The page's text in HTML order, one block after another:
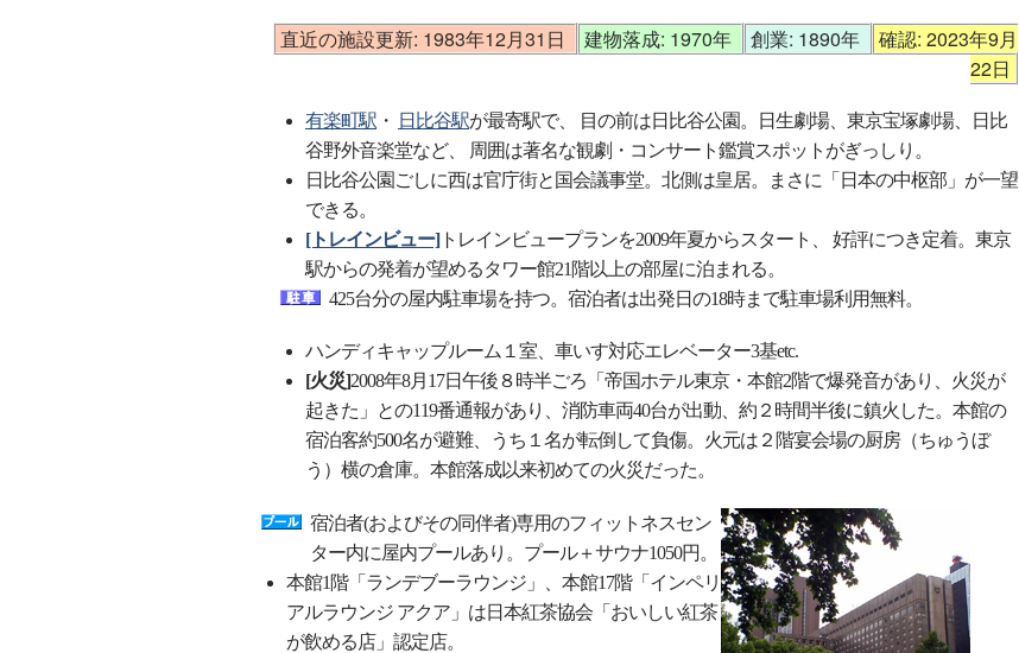
直近の施設更新: 1983年12月31日
建物落成: 1970年 創業: 1890年
確認: 2023年9月
22日
有楽町駅 ・ 日比谷駅が最寄駅で、 目の前は日比谷公園。日生劇場、東京宝塚劇場、日比
谷野外音楽堂など、 周囲は著名な観劇・コンサート鑑賞スポットがぎっしり。
日比谷公園ごしに西は官庁街と国会議事堂。北側は皇居。まさに「日本の中枢部」が一望
できる。
[トレインビュー]トレインビュープランを2009年夏からスタート、 好評につき定着。東京
駅からの発着が望めるタワー館21階以上の部屋に泊まれる。
425台分の屋内駐車場を持つ。宿泊者は出発日の18時まで駐車場利用無料。
ハンディキャップルーム１室、車いす対応エレベーター3基etc.
[火災]2008年8月17日午後８時半ごろ「帝国ホテル東京・本館2階で爆発音があり、火災が
起きた」との119番通報があり、消防車両40台が出動、約２時間半後に鎮火した。本館の
宿泊客約500名が避難、うち１名が転倒して負傷。火元は２階宴会場の厨房（ちゅうぼ
う）横の倉庫。本館落成以来初めての火災だった。
宿泊者(およびその同伴者)専用のフィットネスセン
ター内に屋内プールあり。プール＋サウナ1050円。
本館1階「ランデブーラウンジ」、本館17階「インペリ
アルラウンジ アクア」は日本紅茶協会「おいしい紅茶
が飲める店」認定店。